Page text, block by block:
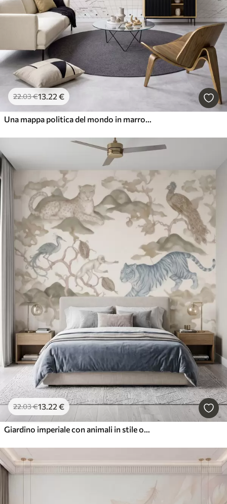
22.03€13.22 €
Una mappa politica del mondo in marrone con bandiere in inglese
22.03€13.22 €
Giardino imperiale con animali in stile orientale: scimmia, leopardo, tigre, pavone e airone